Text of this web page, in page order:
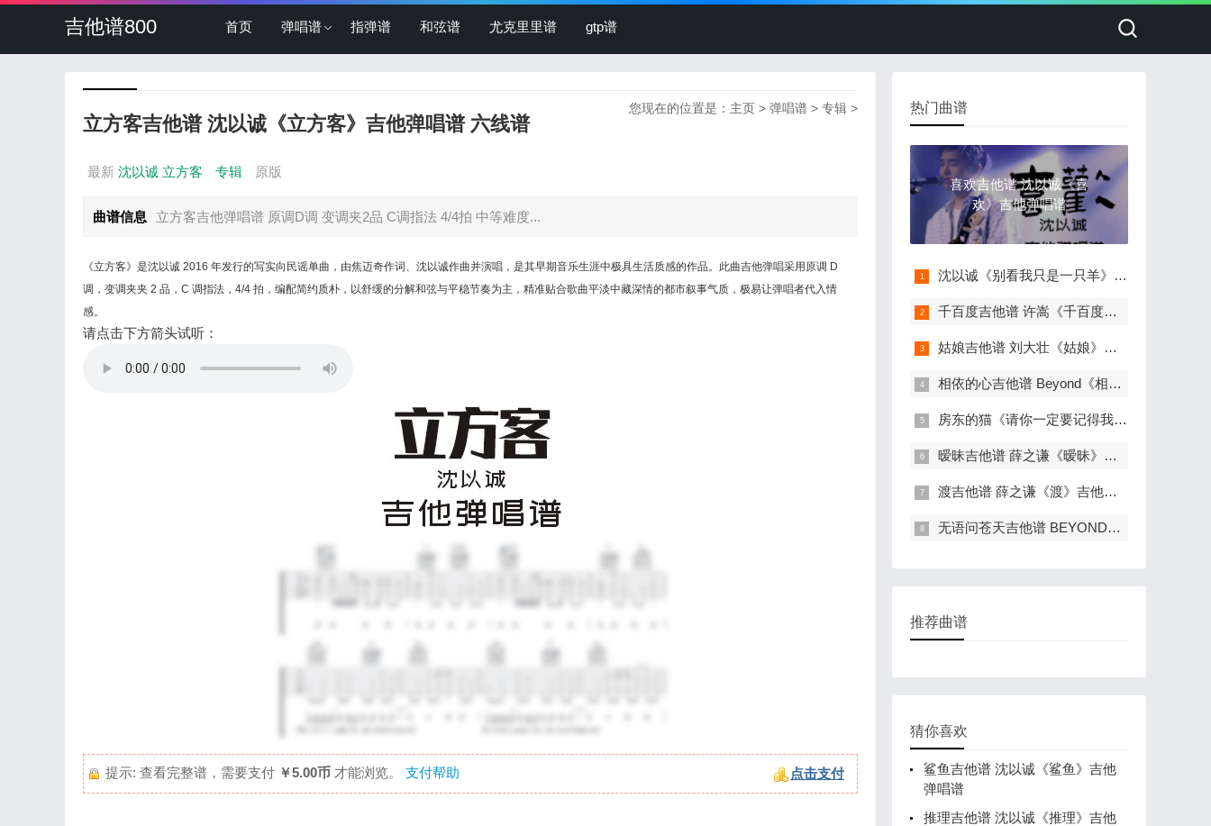
吉他谱800 首页 弹唱谱 指弹谱 和弦谱 尤克里里谱 gtp谱
您现在的位置是： 主页 > 弹唱谱 > 专辑 >
立方客吉他谱 沈以诚《立方客》吉他弹唱谱 六线谱
最新 沈以诚 立方客 专辑 原版
曲谱信息 立方客吉他弹唱谱 原调D调 变调夹2品 C调指法 4/4拍 中等难度...
《立方客》是沈以诚 2016 年发行的写实向民谣单曲，由焦迈奇作词、沈以诚作曲并演唱，是其早期音乐生涯中极具生活质感的作品。此曲吉他弹唱采用原调 D
调，变调夹夹 2 品，C 调指法，4/4 拍，编配简约质朴，以舒缓的分解和弦与平稳节奏为主，精准贴合歌曲平淡中藏深情的都市叙事气质，极易让弹唱者代入情
感。
请点击下方箭头试听：
提示: 查看完整谱，需要支付 ￥5.00币 才能浏览。 点击支付
支付帮助
热门曲谱
喜欢吉他谱 沈以诚《喜
欢》吉他弹唱谱
沈以诚《别看我只是一只羊》吉他弹唱谱
千百度吉他谱 许嵩《千百度》吉他弹唱谱
姑娘吉他谱 刘大壮《姑娘》吉他弹唱谱
相依的心吉他谱 Beyond《相依的心》吉他弹
房东的猫《请你一定要记得我吗》吉他弹
暧昧吉他谱 薛之谦《暧昧》吉他弹唱谱
渡吉他谱 薛之谦《渡》吉他弹唱谱 六线
无语问苍天吉他谱 BEYOND《无语问苍天》吉
推荐曲谱
猜你喜欢
鲨鱼吉他谱 沈以诚《鲨鱼》吉他
弹唱谱
推理吉他谱 沈以诚《推理》吉他